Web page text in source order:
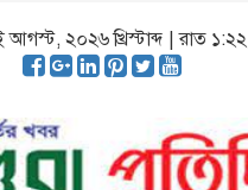
২০২৬ খ্রিস্টাব্দ | রাত ১:২২